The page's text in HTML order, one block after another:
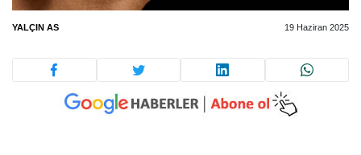
YALÇIN AS 19 Haziran 2025